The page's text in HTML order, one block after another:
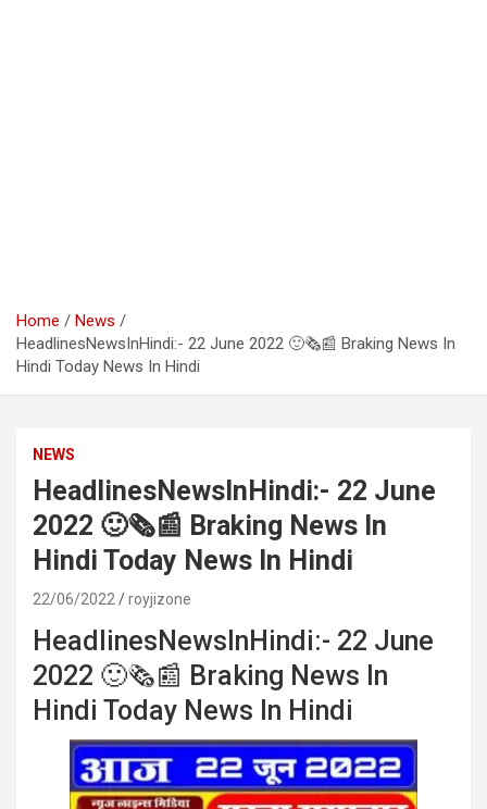
Home
News
HeadlinesNewsInHindi:- 22 June 2022 🙂🗞📰 Braking News In
Hindi Today News In Hindi
NEWS
HeadlinesNewsInHindi:- 22 June
2022 🙂🗞📰 Braking News In
Hindi Today News In Hindi
22/06/2022 royjizone
HeadlinesNewsInHindi:- 22 June
2022 🙂🗞📰 Braking News In
Hindi Today News In Hindi